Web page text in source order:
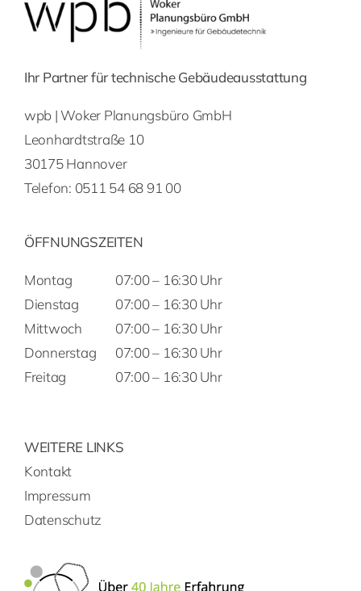
Ihr Partner für technische Gebäudeausstattung
wpb | Woker Planungsbüro GmbH
Leonhardtstraße 10
30175 Hannover
Telefon: 0511 54 68 91 00
ÖFFNUNGSZEITEN
Montag
Dienstag
Mittwoch
Donnerstag
Freitag
07:00 – 16:30 Uhr
07:00 – 16:30 Uhr
07:00 – 16:30 Uhr
07:00 – 16:30 Uhr
07:00 – 16:30 Uhr
WEITERE LINKS
Kontakt
Impressum
Datenschutz